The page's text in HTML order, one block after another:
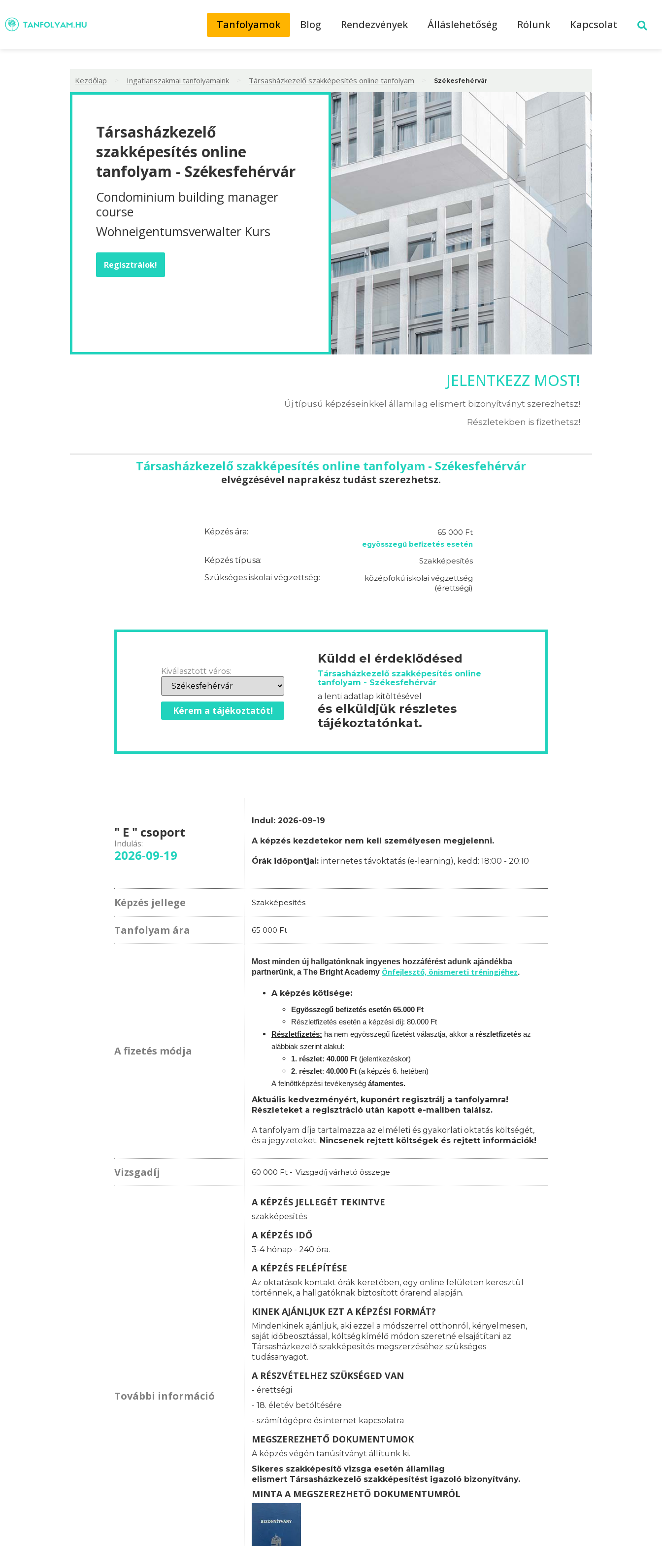
Tanfolyamok Blog Rendezvények Álláslehetőség Rólunk Kapcsolat
Kezdőlap Ingatlanszakmai tanfolyamaink Társasházkezelő szakképesítés online tanfolyam Székesfehérvár
Társasházkezelő
szakképesítés online
tanfolyam - Székesfehérvár
Condominium building manager
course
Wohneigentumsverwalter Kurs
Regisztrálok!
JELENTKEZZ MOST!
Új típusú képzéseinkkel államilag elismert bizonyítványt szerezhetsz!
Részletekben is fizethetsz!
Társasházkezelő szakképesítés online tanfolyam - Székesfehérvár
elvégzésével naprakész tudást szerezhetsz.
Képzés ára: 65 000 Ft
egyösszegű befizetés esetén
Képzés típusa:
Szakképesítés
Szükséges iskolai végzettség:
középfokú iskolai végzettség
(érettségi)
Kiválasztott város:
Kérem a tájékoztatót!
Küldd el érdeklődésed
Társasházkezelő szakképesítés online
tanfolyam - Székesfehérvár
a lenti adatlap kitöltésével
és elküldjük részletes
tájékoztatónkat.
" E " csoport
Indulás:
2026-09-19
Indul: 2026-09-19
A képzés kezdetekor nem kell személyesen megjelenni.
Órák időpontjai: internetes távoktatás (e-learning), kedd: 18:00 - 20:10
Képzés jellege Szakképesítés
Tanfolyam ára 65 000 Ft
A fizetés módja
Most minden új hallgatónknak ingyenes hozzáférést adunk ajándékba
partnerünk, a The Bright Academy Önfejlesztő, önismereti tréningjéhez.
A képzés kötlsége:
Egyösszegű befizetés esetén 65.000 Ft
Részletfizetés esetén a képzési díj: 80.000 Ft
Részletfizetés: ha nem egyösszegű fizetést választja, akkor a részletfizetés az
alábbiak szerint alakul:
1. részlet: 40.000 Ft (jelentkezéskor)
2. részlet: 40.000 Ft (a képzés 6. hetében)
A felnőttképzési tevékenység áfamentes.
Aktuális kedvezményért, kuponért regisztrálj a tanfolyamra!
Részleteket a regisztráció után kapott e-mailben találsz.
A tanfolyam díja tartalmazza az elméleti és gyakorlati oktatás költségét,
és a jegyzeteket. Nincsenek rejtett költségek és rejtett információk!
Vizsgadíj 60 000 Ft - Vizsgadíj várható összege
További információ
A KÉPZÉS JELLEGÉT TEKINTVE
szakképesítés
A KÉPZÉS IDŐ
3-4 hónap - 240 óra.
A KÉPZÉS FELÉPÍTÉSE
Az oktatások kontakt órák keretében, egy online felületen keresztül
történnek, a hallgatóknak biztosított órarend alapján.
KINEK AJÁNLJUK EZT A KÉPZÉSI FORMÁT?
Mindenkinek ajánljuk, aki ezzel a módszerrel otthonról, kényelmesen,
saját időbeosztással, költségkímélő módon szeretné elsajátítani az
Társasházkezelő szakképesítés megszerzéséhez szükséges
tudásanyagot.
A RÉSZVÉTELHEZ SZÜKSÉGED VAN
- érettségi
- 18. életév betöltésére
- számítógépre és internet kapcsolatra
MEGSZEREZHETŐ DOKUMENTUMOK
A képzés végén tanúsítványt állítunk ki.
Sikeres szakképesítő vizsga esetén államilag
elismert Társasházkezelő szakképesítést igazoló bizonyítvány.
MINTA A MEGSZEREZHETŐ DOKUMENTUMRÓL